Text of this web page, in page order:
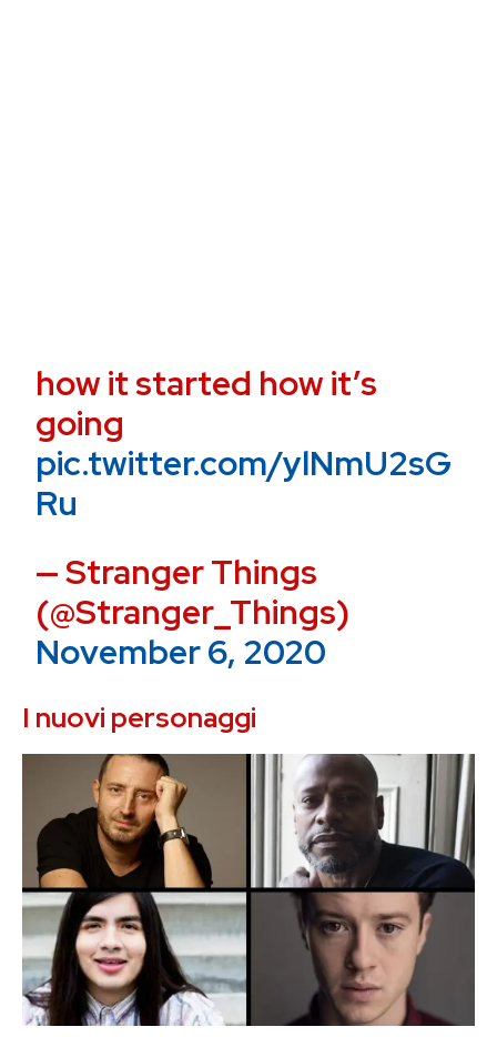
how it started how it’s
going
pic.twitter.com/ylNmU2sG
Ru
— Stranger Things
(@Stranger_Things)
November 6, 2020
I nuovi personaggi